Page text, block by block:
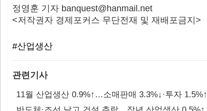
정영훈 기자 banquest@hanmail.net
<저작권자 경제포커스 무단전재 및 재배포금지>
#산업생산
관련기사
11월 산업생산 0.9%↑…소매판매 3.3%↓·투자 1.5%↑